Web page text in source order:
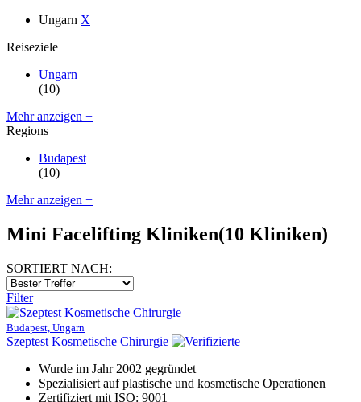
Ungarn X
Reiseziele
Ungarn
(10)
Mehr anzeigen +
Regions
Budapest
(10)
Mehr anzeigen +
Mini Facelifting Kliniken(10 Kliniken)
SORTIERT NACH:
Filter
Budapest, Ungarn
Szeptest Kosmetische Chirurgie
Wurde im Jahr 2002 gegründet
Spezialisiert auf plastische und kosmetische Operationen
Zertifiziert mit ISO: 9001